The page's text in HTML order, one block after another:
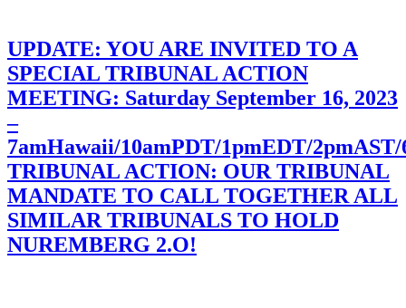
UPDATE: YOU ARE INVITED TO A
SPECIAL TRIBUNAL ACTION
MEETING: Saturday September 16, 2023
–
7amHawaii/10amPDT/1pmEDT/
TRIBUNAL ACTION: OUR TRIBUNAL
MANDATE TO CALL TOGETHER ALL
SIMILAR TRIBUNALS TO HOLD
NUREMBERG 2.O!